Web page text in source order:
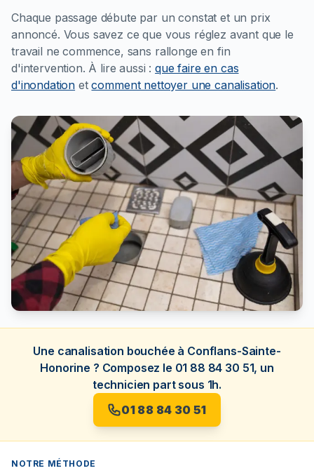
Chaque passage débute par un constat et un prix
annoncé. Vous savez ce que vous réglez avant que le
travail ne commence, sans rallonge en fin
d'intervention. À lire aussi : que faire en cas
d'inondation etcomment nettoyer une canalisation.
Une canalisation bouchée à Conflans-Sainte-
Honorine ? Composez le 01 88 84 30 51, un
technicien part sous 1h.
01 88 84 30 51
NOTRE MÉTHODE